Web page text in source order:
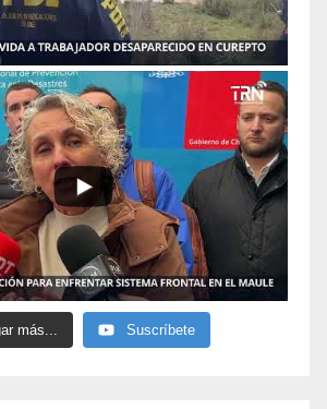
más... Suscríbete